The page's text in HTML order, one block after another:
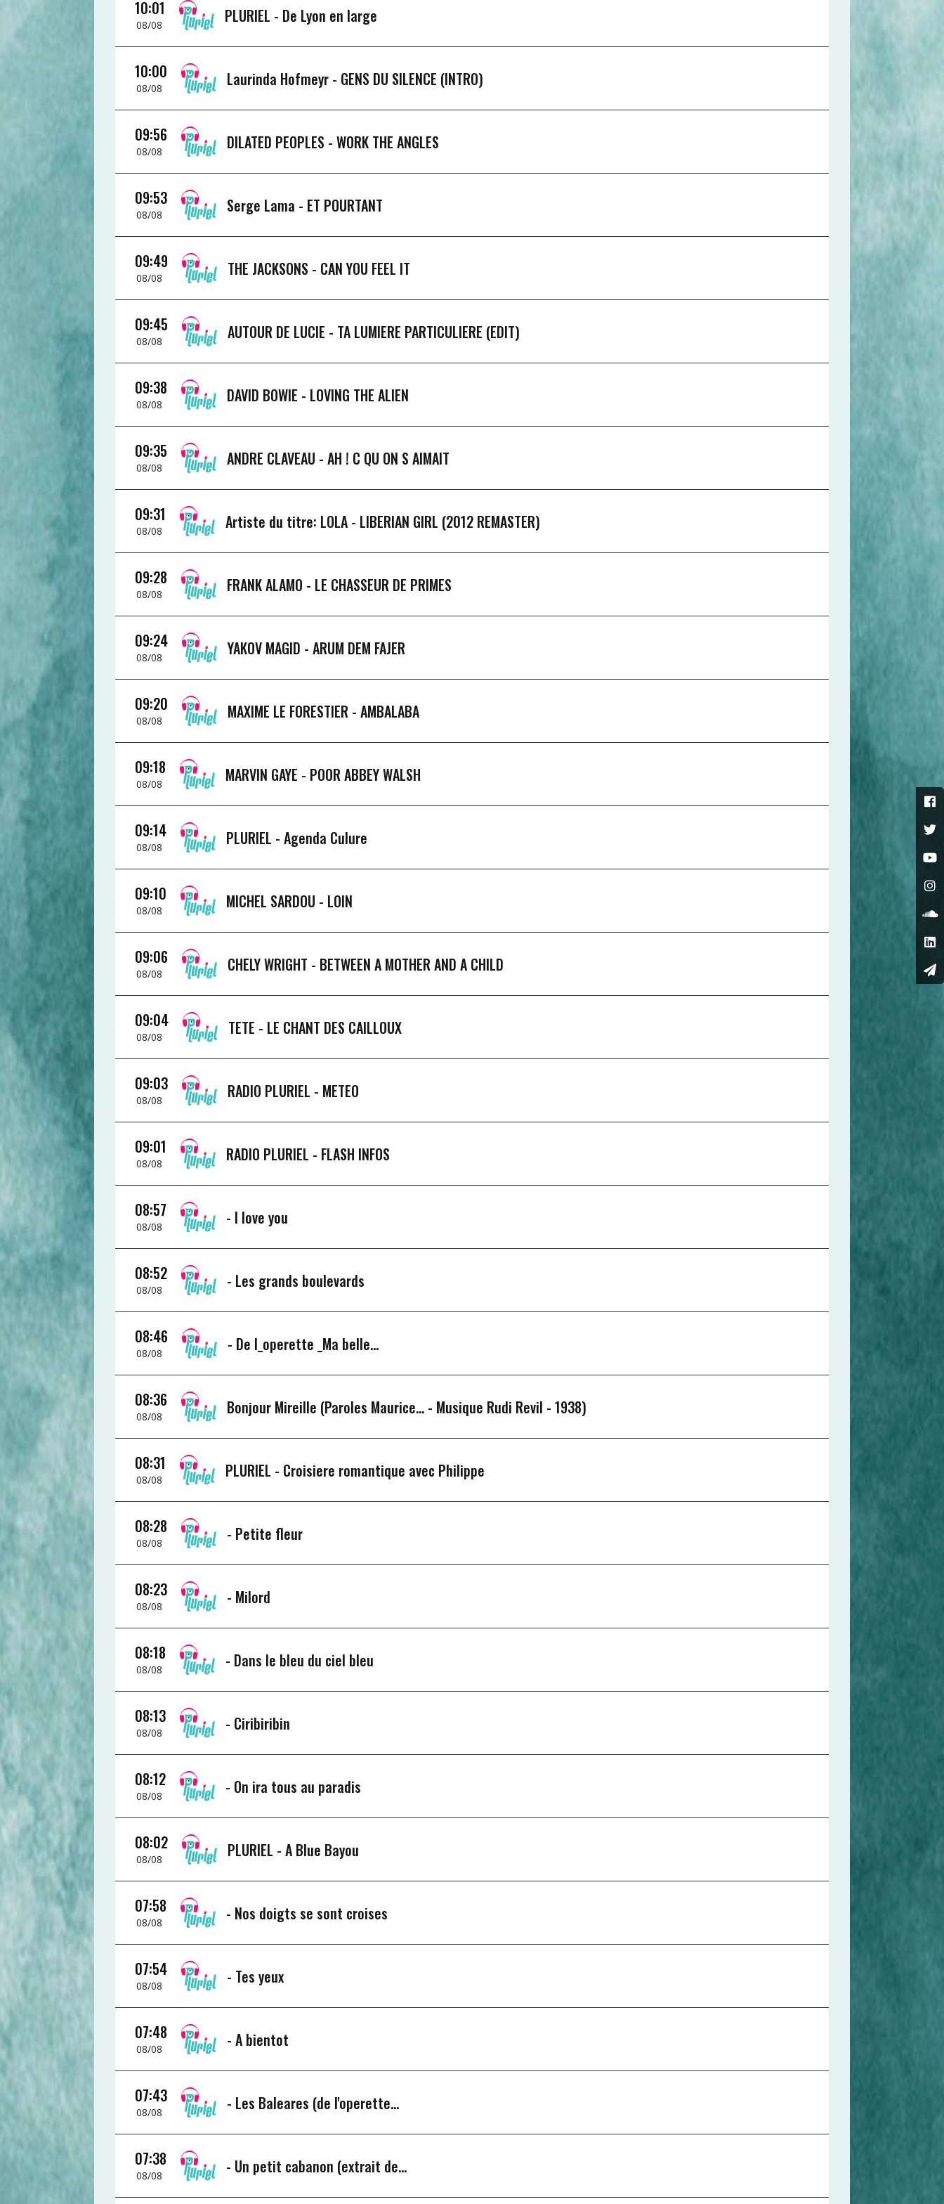
10:01
08/08 PLURIEL - De Lyon en large
10:00
08/08 Laurinda Hofmeyr - GENS DU SILENCE (INTRO)
09:56
08/08 DILATED PEOPLES -WORK THE ANGLES
09:53
08/08 Serge Lama - ET POURTANT
09:49
08/08 THE JACKSONS - CAN YOU FEEL IT
09:45
08/08 AUTOUR DE LUCIE - TA LUMIERE PARTICULIERE (EDIT)
09:38
08/08 DAVID BOWIE - LOVING THE ALIEN
09:35
08/08 ANDRE CLAVEAU -AH ! C QU ON S AIMAIT
09:31
08/08 Artiste du titre: LOLA - LIBERIAN GIRL (2012 REMASTER)
09:28
08/08 FRANK ALAMO - LE CHASSEUR DE PRIMES
09:24
08/08 YAKOV MAGID -ARUM DEM FAJER
09:20
08/08 MAXIME LE FORESTIER -AMBALABA
09:18
08/08 MARVIN GAYE - POOR ABBEY WALSH
09:14
08/08 PLURIEL -Agenda Culure
09:10
08/08 MICHEL SARDOU - LOIN
09:06
08/08 CHELY WRIGHT - BETWEEN A MOTHER AND A CHILD
09:04
08/08 TETE - LE CHANT DES CAILLOUX
09:03
08/08 RADIO PLURIEL - METEO
09:01
08/08 RADIO PLURIEL - FLASH INFOS
08:57
08/08 - I love you
08:52
08/08 - Les grands boulevards
08:46
08/08 - De l_operette _Ma belle...
08:36
08/08 Bonjour Mireille (Paroles Maurice... - Musique Rudi Revil - 1938)
08:31
08/08 PLURIEL - Croisiere romantique avec Philippe
08:28
08/08 - Petite fleur
08:23
08/08 - Milord
08:18
08/08 - Dans le bleu du ciel bleu
08:13
08/08 - Ciribiribin
08:12
08/08 - On ira tous au paradis
08:02
08/08 PLURIEL -A Blue Bayou
07:58
08/08 - Nos doigts se sont croises
07:54
08/08 - Tes yeux
07:48
08/08 -A bientot
07:43
08/08 - Les Baleares (de l'operette...
07:38
08/08 - Un petit cabanon (extrait de...